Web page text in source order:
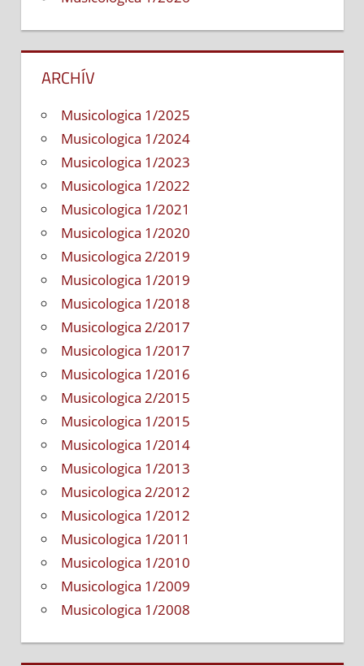
ARCHÍV
Musicologica 1/2025
Musicologica 1/2024
Musicologica 1/2023
Musicologica 1/2022
Musicologica 1/2021
Musicologica 1/2020
Musicologica 2/2019
Musicologica 1/2019
Musicologica 1/2018
Musicologica 2/2017
Musicologica 1/2017
Musicologica 1/2016
Musicologica 2/2015
Musicologica 1/2015
Musicologica 1/2014
Musicologica 1/2013
Musicologica 2/2012
Musicologica 1/2012
Musicologica 1/2011
Musicologica 1/2010
Musicologica 1/2009
Musicologica 1/2008